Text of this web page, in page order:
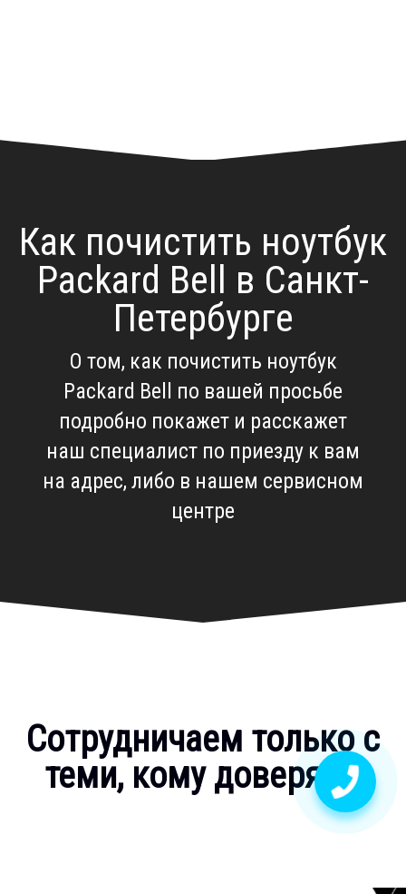
Как почистить ноутбук
Packard Bell в Санкт-
Петербурге
О том, как почистить ноутбук
Packard Bell по вашей просьбе
подробно покажет и расскажет
наш специалист по приезду к вам
на адрес, либо в нашем сервисном
центре
Сотрудничаем только с
теми, кому доверяем